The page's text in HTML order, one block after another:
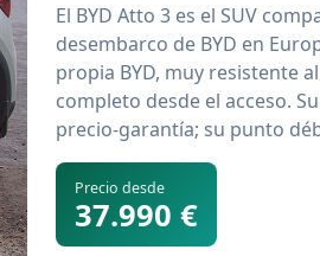
El BYD Atto 3 es el SUV
desembarco de BYD en
propia BYD, muy resistente
completo desde el acceso.
precio-garantía; su punto
Precio desde
37.990 €